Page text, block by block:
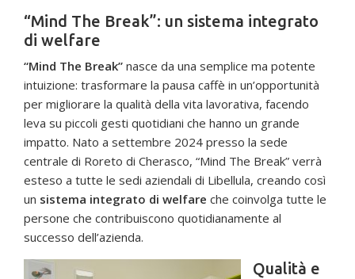
“Mind The Break”: un sistema integrato
di welfare
“Mind The Break” nasce da una semplice ma potente
intuizione: trasformare la pausa caffè in un’opportunità
per migliorare la qualità della vita lavorativa, facendo
leva su piccoli gesti quotidiani che hanno un grande
impatto. Nato a settembre 2024 presso la sede
centrale di Roreto di Cherasco, “Mind The Break” verrà
esteso a tutte le sedi aziendali di Libellula, creando così
un sistema integrato di welfare che coinvolga tutte le
persone che contribuiscono quotidianamente al
successo dell’azienda.
Qualità e